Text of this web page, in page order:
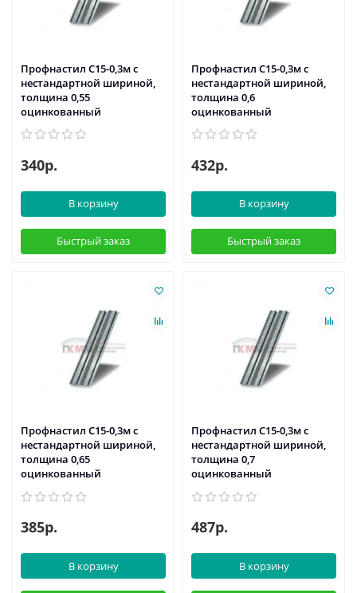
Профнастил С15-0,3м с
нестандартной шириной,
толщина 0,55
оцинкованный
340р.
В корзину
Быстрый заказ
Профнастил С15-0,3м с
нестандартной шириной,
толщина 0,6
оцинкованный
432р.
В корзину
Быстрый заказ
Профнастил С15-0,3м с
нестандартной шириной,
толщина 0,65
оцинкованный
385р.
В корзину
Профнастил С15-0,3м с
нестандартной шириной,
толщина 0,7
оцинкованный
487р.
В корзину